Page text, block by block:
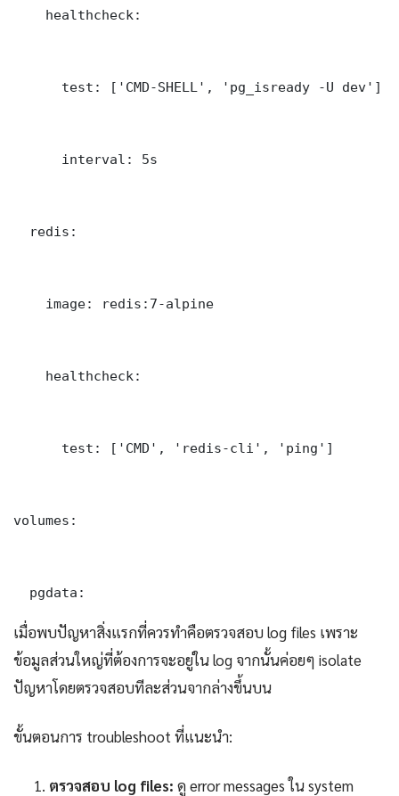
    healthcheck:
      test: ['CMD-SHELL', 'pg_isready -U dev']
      interval: 5s
  redis:
    image: redis:7-alpine
    healthcheck:
      test: ['CMD', 'redis-cli', 'ping']
volumes:
  pgdata:
เมื่อพบปัญหาสิ่งแรกที่ควรทำคือตรวจสอบ log files เพราะ
ข้อมูลส่วนใหญ่ที่ต้องการจะอยู่ใน log จากนั้นค่อยๆ isolate
ปัญหาโดยตรวจสอบทีละส่วนจากล่างขึ้นบน
ขั้นตอนการ troubleshoot ที่แนะนำ:
ตรวจสอบ log files: ดู error messages ใน system